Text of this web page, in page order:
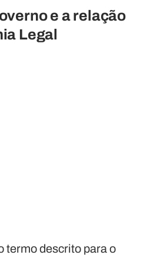
e a relação
Legal
termo descrito para o